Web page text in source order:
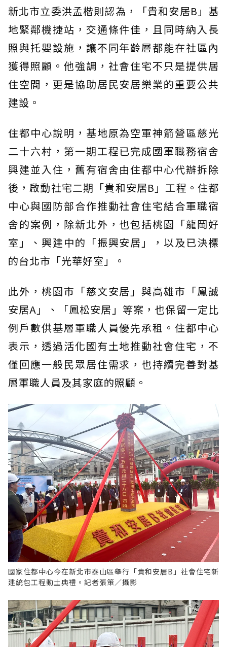
新北市立委洪孟楷則認為，「貴和安居B」基
地緊鄰機捷站，交通條件佳，且同時納入長
照與托嬰設施，讓不同年齡層都能在社區內
獲得照顧。他強調，社會住宅不只是提供居
住空間，更是協助居民安居樂業的重要公共
建設。
住都中心說明，基地原為空軍神箭營區慈光
二十六村，第一期工程已完成國軍職務宿舍
興建並入住，舊有宿舍由住都中心代辦拆除
後，啟動社宅二期「貴和安居B」工程。住都
中心與國防部合作推動社會住宅結合軍職宿
舍的案例，除新北外，也包括桃園「龍岡好
室」、興建中的「振興安居」，以及已決標
的台北市「光華好室」。
此外，桃園市「慈文安居」與高雄市「鳳誠
安居A」、「鳳松安居」等案，也保留一定比
例戶數供基層軍職人員優先承租。住都中心
表示，透過活化國有土地推動社會住宅，不
僅回應一般民眾居住需求，也持續完善對基
層軍職人員及其家庭的照顧。
國家住都中心今在新北市泰山區舉行「貴和安居B」社會住宅新
建統包工程動土典禮。記者張策／攝影